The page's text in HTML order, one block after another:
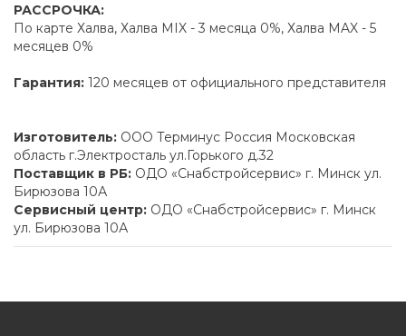
РАССРОЧКА:
По карте Халва, Халва MIX - 3 месяца 0%, Халва MAX - 5
месяцев 0%
Гарантия: 120 месяцев от официального представителя
Изготовитель: ООО Терминус Россия Московская
область г.Электросталь ул.Горького д.32
Поставщик в РБ: ОДО «Снабстройсервис» г. Минск ул.
Бирюзова 10А
Сервисный центр: ОДО «Снабстройсервис» г. Минск
ул. Бирюзова 10А